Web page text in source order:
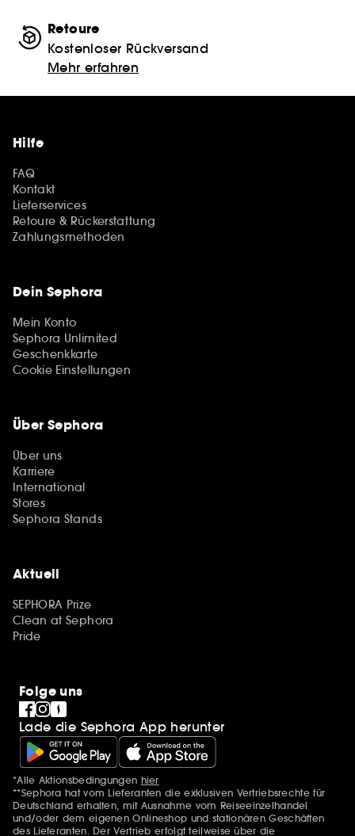
Retoure
Kostenloser Rückversand
Mehr erfahren
Hilfe
FAQ
Kontakt
Lieferservices
Retoure & Rückerstattung
Zahlungsmethoden
Dein Sephora
Mein Konto
Sephora Unlimited
Geschenkkarte
Cookie Einstellungen
Über Sephora
Über uns
Karriere
International
Stores
Sephora Stands
Aktuell
SEPHORA Prize
Clean at Sephora
Pride
Folge uns
Lade die Sephora App herunter
Zusätzlich Erwähnungen
*Alle Aktionsbedingungen hier
**Sephora hat vom Lieferanten die exklusiven Vertriebsrechte für
Deutschland erhalten, mit Ausnahme vom Reiseeinzelhandel
und/oder dem eigenen Onlineshop und stationären Geschäften
des Lieferanten. Der Vertrieb erfolgt teilweise über die